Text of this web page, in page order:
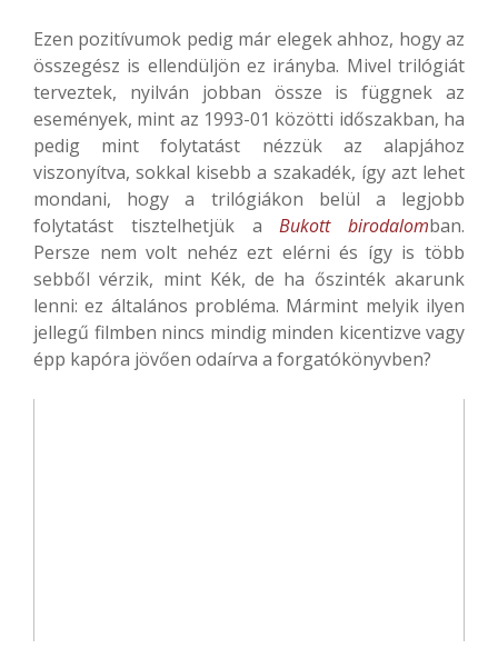
Ezen pozitívumok pedig már elegek ahhoz, hogy az
összegész is ellendüljön ez irányba. Mivel trilógiát
terveztek, nyilván jobban össze is függnek az
események, mint az 1993-01 közötti időszakban, ha
pedig mint folytatást nézzük az alapjához
viszonyítva, sokkal kisebb a szakadék, így azt lehet
mondani, hogy a trilógiákon belül a legjobb
folytatást tisztelhetjük aBukott birodalomban.
Persze nem volt nehéz ezt elérni és így is több
sebből vérzik, mint Kék, de ha őszinték akarunk
lenni: ez általános probléma. Mármint melyik ilyen
jellegű filmben nincs mindig minden kicentizve vagy
épp kapóra jövően odaírva a forgatókönyvben?